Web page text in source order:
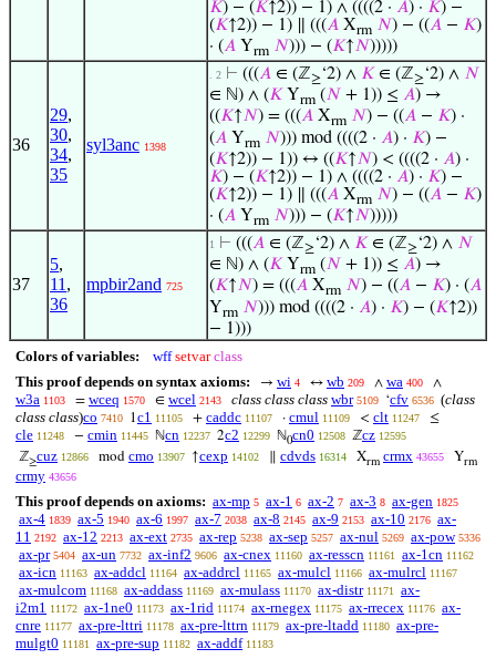
𝐾) − (𝐾↑2)) − 1) ∧ ((((2 · 𝐴) · 𝐾) −
(𝐾↑2)) − 1) ∥ (((𝐴 Xrm 𝑁) − ((𝐴 − 𝐾)
· (𝐴 Yrm 𝑁))) − (𝐾↑𝑁)))))
36
29,
30,
34,
35
syl3anc 1398
. 2 ⊢ (((𝐴 ∈ (ℤ≥‘2) ∧ 𝐾 ∈ (ℤ≥‘2) ∧ 𝑁
∈ ℕ) ∧ (𝐾 Yrm (𝑁 + 1)) ≤ 𝐴) →
((𝐾↑𝑁) = (((𝐴 Xrm 𝑁) − ((𝐴 − 𝐾) ·
(𝐴 Yrm 𝑁))) mod ((((2 · 𝐴) · 𝐾) −
(𝐾↑2)) − 1)) ↔ ((𝐾↑𝑁) < ((((2 · 𝐴) ·
𝐾) − (𝐾↑2)) − 1) ∧ ((((2 · 𝐴) · 𝐾) −
(𝐾↑2)) − 1) ∥ (((𝐴 Xrm 𝑁) − ((𝐴 − 𝐾)
· (𝐴 Yrm 𝑁))) − (𝐾↑𝑁)))))
37
5,
11 ,
36
mpbir2and 725
1 ⊢ (((𝐴 ∈ (ℤ≥‘2) ∧ 𝐾 ∈ (ℤ≥‘2) ∧ 𝑁
∈ ℕ) ∧ (𝐾 Yrm (𝑁 + 1)) ≤ 𝐴) →
(𝐾↑𝑁) = (((𝐴 Xrm 𝑁) − ((𝐴 − 𝐾) · (𝐴
Yrm 𝑁))) mod ((((2 · 𝐴) · 𝐾) − (𝐾↑2))
− 1)))
Colors of variables: wff setvar class
This proof depends on syntax axioms:
→ wi 4 ↔ wb 209 ∧ wa 400 ∧
w3a 1103 = wceq 1570 ∈ wcel 2143 class class class wbr 5109 ‘cfv 6536 (class
class class)co 7410 1c1 11105 + caddc 11107 · cmul 11109 < clt 11247 ≤
cle 11248 − cmin 11445 ℕcn 12237 2c2 12299 ℕ0cn0 12508 ℤcz 12595
ℤ≥cuz 12866 mod cmo 13907 ↑cexp 14102 cdvds 16314 Xrm crmx 43655 Yrm
crmy 43656
This proof depends on axioms: ax-mp 5 ax-1 6 ax-2 7 ax-3 8 ax-gen 1825
ax-4 1839 ax-5 1940 ax-6 1997 ax-7 2038 ax-8 2145 ax-9 2153 ax-10 2176 ax-
11 2192 ax-12 2213 ax-ext 2735 ax-rep 5238 ax-sep 5257 ax-nul 5269 ax-pow 5336
ax-pr 5404 ax-un 7732 ax-inf2 9606 ax-cnex 11160 ax-resscn 11161 ax-1cn 11162
ax-icn 11163 ax-addcl 11164 ax-addrcl 11165 ax-mulcl 11166 ax-mulrcl 11167
ax-mulcom 11168 ax-addass 11169 ax-mulass 11170 ax-distr 11171
ax-
i2m1 11172 ax-1ne0 11173 ax-1rid 11174 ax-rnegex 11175 ax-rrecex 11176 ax-
cnre 11177 ax-pre-lttri 11178 ax-pre-lttrn 11179 ax-pre-ltadd 11180 ax-pre-
mulgt0 11181 ax-pre-sup 11182 ax-addf 11183